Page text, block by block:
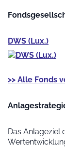
DWS (Lux.)
>> Alle Fonds
Das Anlageziel